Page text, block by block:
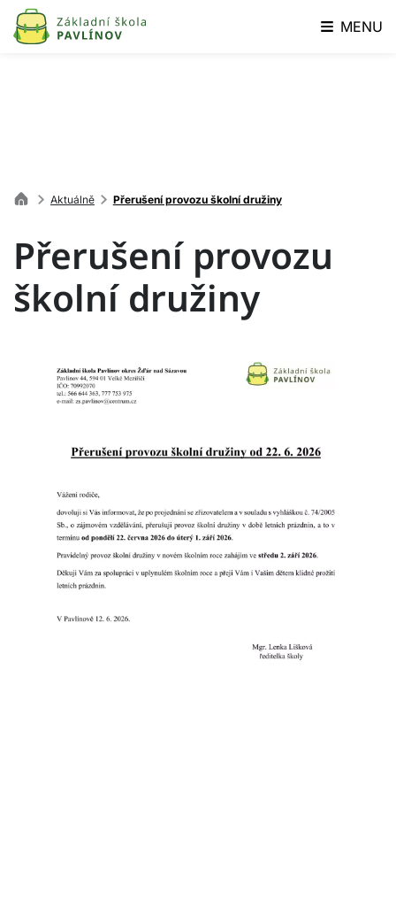
MENU
Aktuálně Přerušení provozu školní družiny
Přerušení provozu
školní družiny